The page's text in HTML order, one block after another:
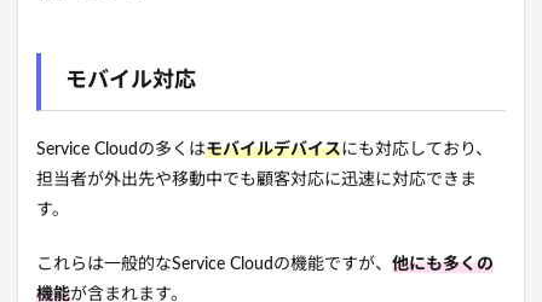
モバイル対応
Service Cloudの多くはモバイルデバイスにも対応しており、
担当者が外出先や移動中でも顧客対応に迅速に対応できま
す。
これらは一般的なService Cloudの機能ですが、 他にも多くの
機能が含まれます。